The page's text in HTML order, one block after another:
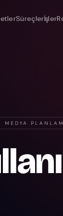
Süreçlerİşler
MEDYA